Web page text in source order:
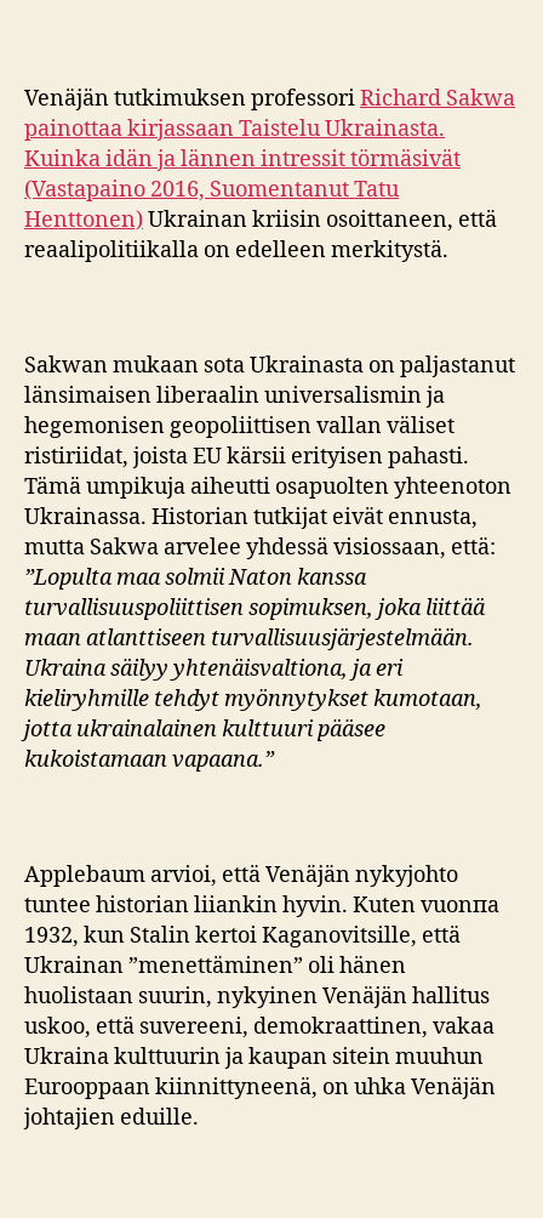
Venäjän tutkimuksen professoriRichard Sakwa
painottaa kirjassaan Taistelu Ukrainasta.
Kuinka idän ja lännen intressit törmäsivät
(Vastapaino 2016, Suomentanut Tatu
Henttonen)Ukrainan kriisin osoittaneen, että
reaalipolitiikalla on edelleen merkitystä.
Sakwan mukaan sota Ukrainasta on paljastanut
länsimaisen liberaalin universalismin ja
hegemonisen geopoliittisen vallan väliset
ristiriidat, joista EU kärsii erityisen pahasti.
Tämä umpikuja aiheutti osapuolten yhteenoton
Ukrainassa. Historian tutkijat eivät ennusta,
mutta Sakwa arvelee yhdessä visiossaan, että:
”Lopulta maa solmii Naton kanssa
turvallisuuspoliittisen sopimuksen, joka liittää
maan atlanttiseen turvallisuusjärjestelmään.
Ukraina säilyy yhtenäisvaltiona, ja eri
kieliryhmille tehdyt myönnytykset kumotaan,
jotta ukrainalainen kulttuuri pääsee
kukoistamaan vapaana.”
Applebaum arvioi, että Venäjän nykyjohto
tuntee historian liiankin hyvin. Kuten vuonпа
1932, kun Stalin kertoi Kaganovitsille, että
Ukrainan ”menettäminen” oli hänen
huolistaan suurin, nykyinen Venäjän hallitus
uskoo, että suvereeni, demokraattinen, vakaa
Ukraina kulttuurin ja kaupan sitein muuhun
Eurooppaan kiinnittyneenä, on uhka Venäjän
johtajien eduille.